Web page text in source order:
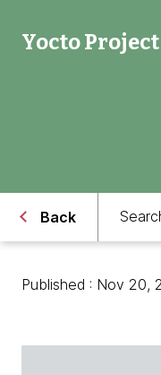
Yocto Project
Back
Published : Nov 20,